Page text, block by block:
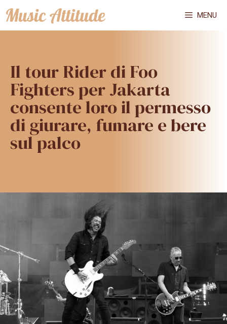
Vai
al
MENU
Il tour Rider di Foo
Fighters per Jakarta
consente loro il permesso
di giurare, fumare e bere
sul palco